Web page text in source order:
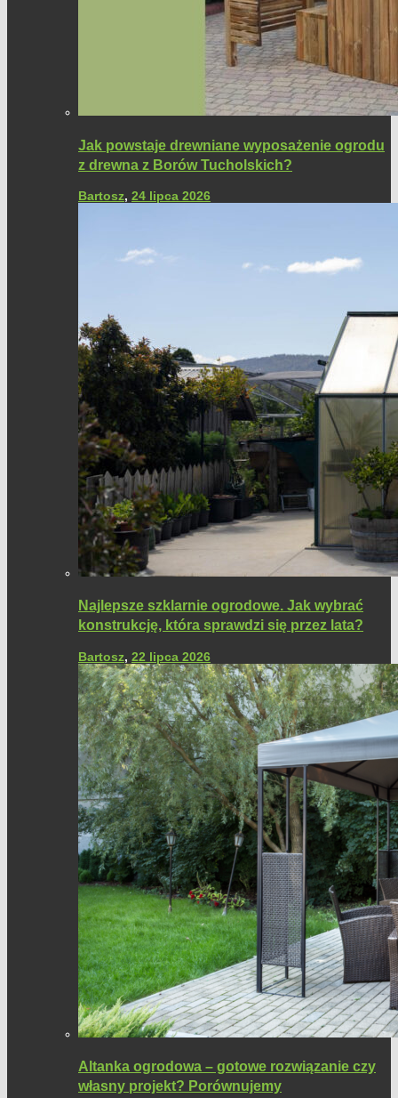
Jak powstaje drewniane wyposażenie ogrodu
z drewna z Borów Tucholskich?
Bartosz, 24 lipca 2026
Najlepsze szklarnie ogrodowe. Jak wybrać
konstrukcję, która sprawdzi się przez lata?
Bartosz, 22 lipca 2026
Altanka ogrodowa – gotowe rozwiązanie czy
własny projekt? Porównujemy